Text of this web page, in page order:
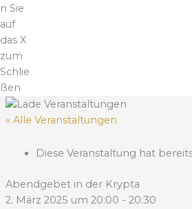
n Sie
auf
das X
zum
Schlie
ßen
« Alle Veranstaltungen
Diese Veranstaltung hat
Abendgebet in der Krypta
2. März 2025 um 20:00 - 20:30